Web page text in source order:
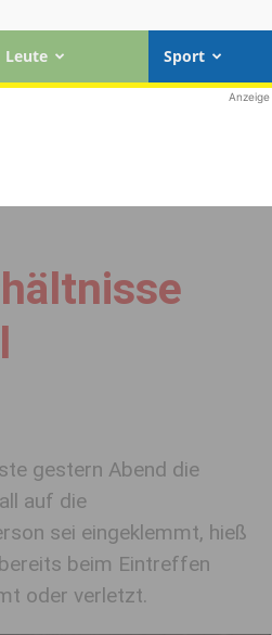
Leute Sport
Anzeige
gestern Abend die
auf die
sei eingeklemmt, hieß
beim Eintreffen
oder verletzt.